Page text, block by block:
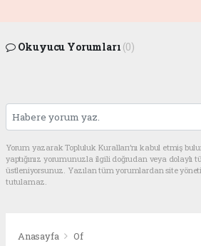
Okuyucu Yorumları (0)
Yorum yazarak Topluluk Kuralları’nı kabul etmiş
yaptığınız yorumunuzla ilgili doğrudan veya dolaylı
üstleniyorsunuz. Yazılan tüm yorumlardan site
tutulamaz.
Anasayfa Of